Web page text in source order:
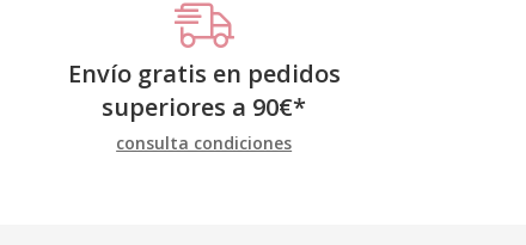
Envío gratis en pedidos
superiores a 90€*
consulta condiciones